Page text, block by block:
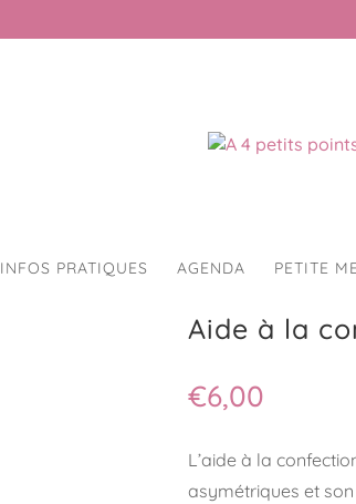
INFOS PRATIQUES AGENDA PETITE
/ Aide à la confection d’angle love fushia
Aide à la
€6,00
L’aide à la
asymétriques et